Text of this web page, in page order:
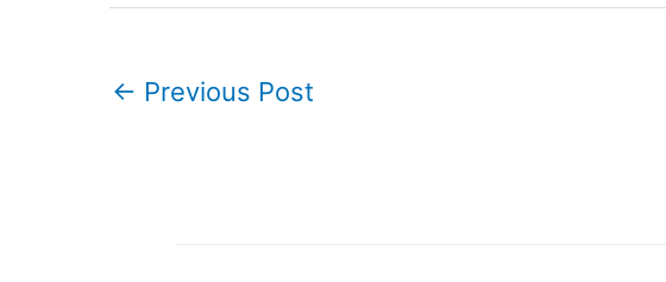
← Previous Post